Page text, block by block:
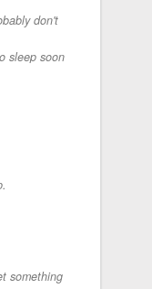
don't
sleep soon
something